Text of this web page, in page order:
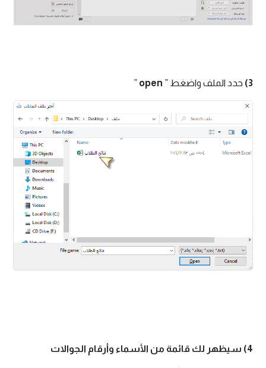
3) حدد الملف واضغط ” open
”
4) سيظهر لك قائمة من الأسماء وأرقام الجوالات